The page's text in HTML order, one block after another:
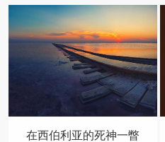
死神一瞥 掩耳遮目